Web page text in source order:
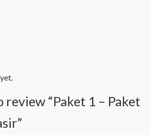
“Paket 1 – Paket